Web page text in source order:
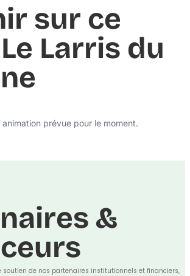
sur ce
Larris du
animation prévue pour le moment.
&
soutien de nos partenaires institutionnels et financiers,